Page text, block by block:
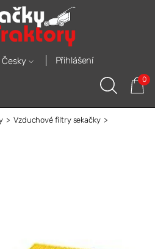
Přihlášení
0
Vzduchové filtry sekačky